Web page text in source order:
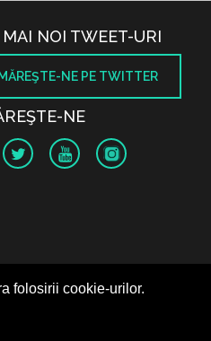
folosirii cookie-urilor.
NOI TWEET-URI
NE PE TWITTER
NE